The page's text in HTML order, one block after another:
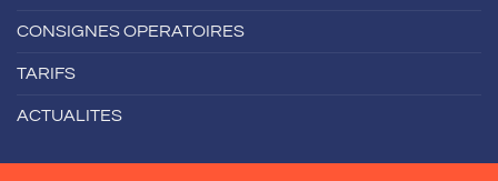
CONSIGNES OPERATOIRES
TARIFS
ACTUALITES